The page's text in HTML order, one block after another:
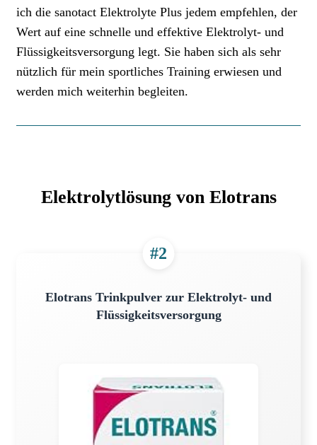
ich die sanotact Elektrolyte Plus jedem empfehlen, der
Wert auf eine schnelle und effektive Elektrolyt- und
Flüssigkeitsversorgung legt. Sie haben sich als sehr
nützlich für mein sportliches Training erwiesen und
werden mich weiterhin begleiten.
Elektrolytlösung von Elotrans
#2
Elotrans Trinkpulver zur Elektrolyt- und
Flüssigkeitsversorgung